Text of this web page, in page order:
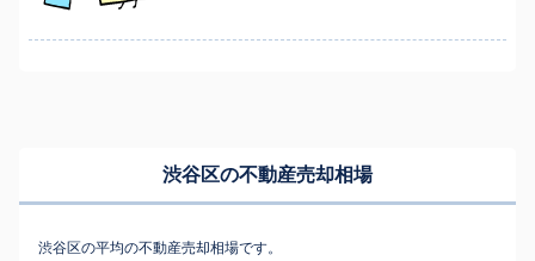
渋谷区の不動産売却相場
渋谷区の平均の不動産売却相場です。